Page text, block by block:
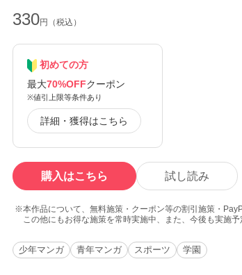
330円（税込）
初めての方
最大70%OFFクーポン
※値引上限等条件あり
詳細・獲得はこちら
購入はこちら 試し読み
本作品について、無料施策・クーポン等の割引施策・
この他にもお得な施策を常時実施中、また、今後も実施
少年マンガ 青年マンガ スポーツ 学園